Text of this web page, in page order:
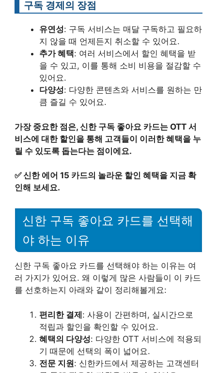
구독 경제의 장점
유연성: 구독 서비스는 매달 구독하고 필요하
지 않을 때 언제든지 취소할 수 있어요.
추가 혜택: 여러 서비스에서 할인 혜택을 받
을 수 있고, 이를 통해 소비 비용을 절감할 수
있어요.
다양성: 다양한 콘텐츠와 서비스를 원하는 만
큼 즐길 수 있어요.
가장 중요한 점은, 신한 구독 좋아요 카드는 OTT 서
비스에 대한 할인을 통해 고객들이 이러한 혜택을 누
릴 수 있도록 돕는다는 점이에요.
✅신한 에어 15 카드의 놀라운 할인 혜택을 지금 확
인해 보세요.
신한 구독 좋아요 카드를 선택해
야 하는 이유
신한 구독 좋아요 카드를 선택해야 하는 이유는 여
러 가지가 있어요. 왜 이렇게 많은 사람들이 이 카드
를 선호하는지 아래와 같이 정리해볼게요:
편리한 결제: 사용이 간편하며, 실시간으로
적립과 할인을 확인할 수 있어요.
혜택의 다양성: 다양한 OTT 서비스에 적용되
기 때문에 선택의 폭이 넓어요.
전문 지원: 신한카드에서 제공하는 고객센터